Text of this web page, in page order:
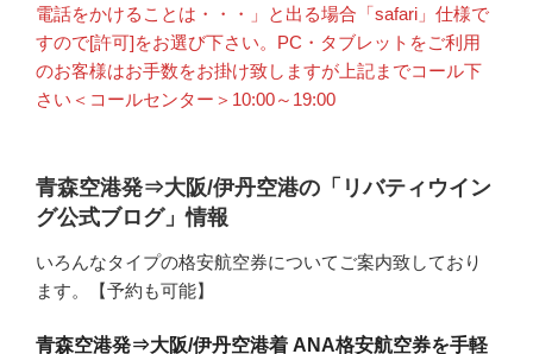
電話をかけることは・・・」と出る場合「safari」仕様で
すので[許可]をお選び下さい。PC・タブレットをご利用
のお客様はお手数をお掛け致しますが上記までコール下
さい＜コールセンター＞10:00～19:00
青森空港発⇒大阪/伊丹空港の「リバティウイン
グ公式ブログ」情報
いろんなタイプの格安航空券についてご案内致しており
ます。【予約も可能】
青森空港発⇒大阪/伊丹空港着 ANA格安航空券を手軽